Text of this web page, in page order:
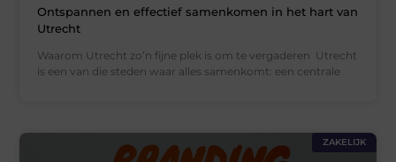
Ontspannen en effectief samenkomen in het hart van
Utrecht
Waarom Utrecht zo’n fijne plek is om te vergaderen Utrecht
is een van die steden waar alles samenkomt: een centrale
ZAKELIJK